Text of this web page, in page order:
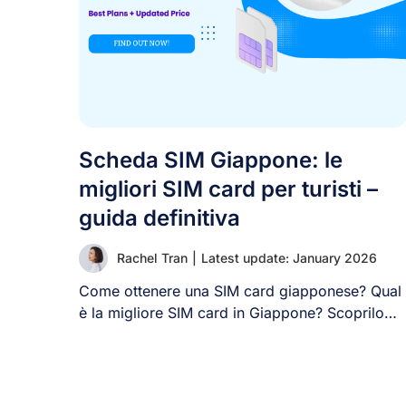
Scheda SIM Giappone: le
migliori SIM card per turisti –
guida definitiva
Rachel Tran Latest update: January 2026
Come ottenere una SIM card giapponese? Qual
è la migliore SIM card in Giappone? Scoprilo